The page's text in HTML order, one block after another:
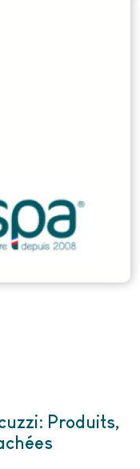
Produits,